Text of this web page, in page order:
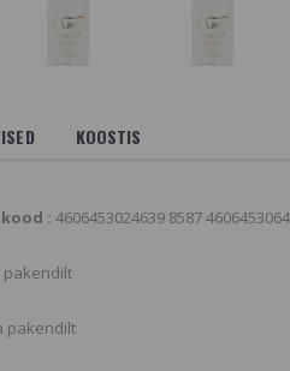
KOOSTIS
: 4606453024639 8587
pakendilt
pakendilt
TOOTEID MEIE
Šampoon Meestele
Looduslik
ammoniaagivaba püsi